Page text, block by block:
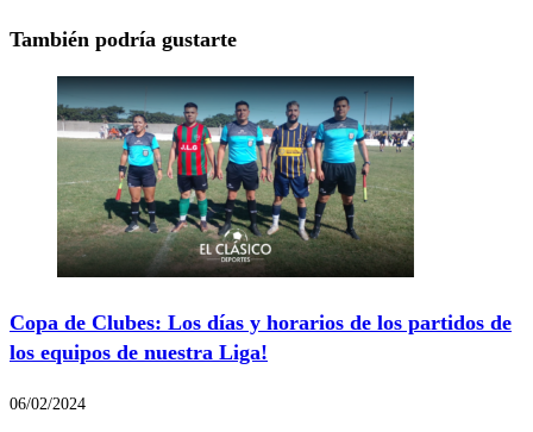
También podría gustarte
Copa de Clubes: Los días y horarios de los partidos de
los equipos de nuestra Liga!
06/02/2024